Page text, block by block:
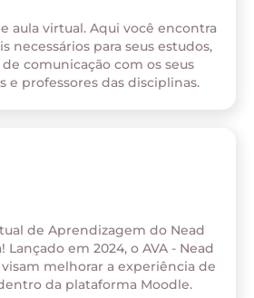
aula virtual. Aqui você encontra
necessários para seus estudos,
comunicação com os seus
e professores das disciplinas.
de Aprendizagem do Nead
Lançado em 2024, o AVA - Nead
melhorar a experiência de
da plataforma Moodle.